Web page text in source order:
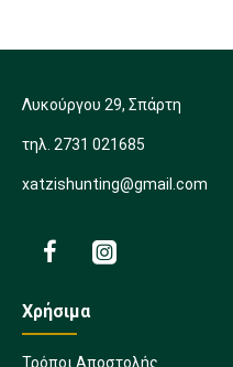
Λυκούργου 29, Σπάρτη
τηλ. 2731 021685
xatzishunting@gmail.com
Χρήσιμα
Τρόποι Αποστολής